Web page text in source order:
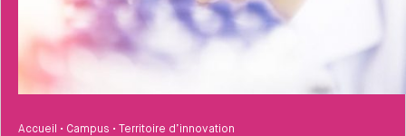
Accueil • Campus • Territoire d’innovation